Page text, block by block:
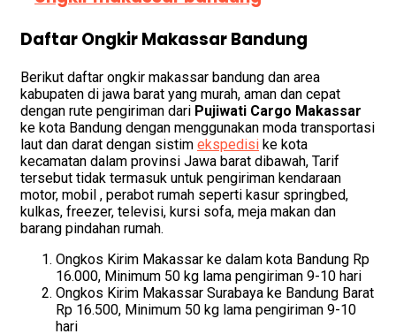
Daftar Ongkir Makassar Bandung
Berikut daftar ongkir makassar bandung dan area
kabupaten di jawa barat yang murah, aman dan cepat
dengan rute pengiriman dari Pujiwati Cargo Makassar
ke kota Bandung dengan menggunakan moda transportasi
laut dan darat dengan sistim ekspedisi ke kota
kecamatan dalam provinsi Jawa barat dibawah, Tarif
tersebut tidak termasuk untuk pengiriman kendaraan
motor, mobil , perabot rumah seperti kasur springbed,
kulkas, freezer, televisi, kursi sofa, meja makan dan
barang pindahan rumah.
Ongkos Kirim Makassar ke dalam kota Bandung Rp
16.000, Minimum 50 kg lama pengiriman 9-10 hari
Ongkos Kirim Makassar Surabaya ke Bandung Barat
Rp 16.500, Minimum 50 kg lama pengiriman 9-10
hari